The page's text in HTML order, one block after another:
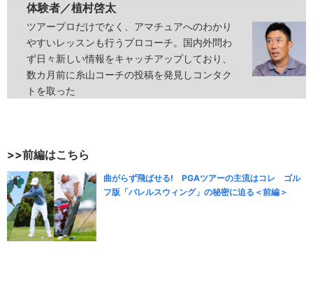
体験者／植村啓太
ツアープロだけでなく、アマチュアへのわかり
やすいレッスンも行うプロコーチ。国内外問わ
ず日々新しい情報をキャッチアップしており、
数カ月前に糸山コーチの投稿を発見しコンタク
トを取った
>>前編はこちら
曲がらず飛ばせる! PGAツアーの主流はコレ ゴル
フ版「バレルスウィング」の秘密に迫る＜前編＞